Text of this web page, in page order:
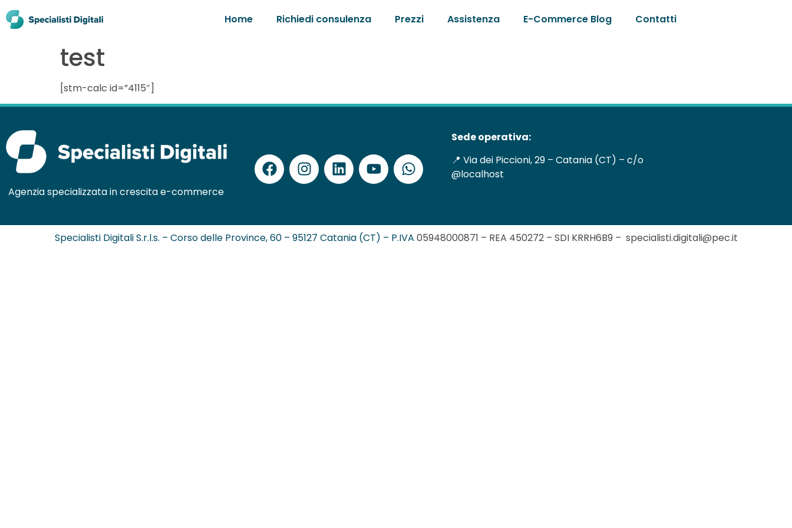
Home Richiedi consulenza Prezzi Assistenza E-Commerce Blog Contatti
test
[stm-calc id=”4115″]
Agenzia specializzata in crescita e-commerce
Sede operativa:
📍 Via dei Piccioni, 29 – Catania (CT) – c/o
@localhost
Specialisti Digitali S.r.l.s. – Corso delle Province, 60 – 95127 Catania (CT) – P.IVA 05948000871 – REA 450272 – SDI KRRH6B9 – specialisti.digitali@pec.it